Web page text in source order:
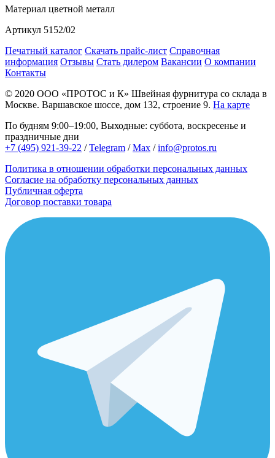
Материал цветной металл
Артикул 5152/02
Печатный каталог Скачать прайс-лист Справочная
информация Отзывы Стать дилером Вакансии О компании
Контакты
© 2020 ООО «ПРОТОС и К» Швейная фурнитура со склада в
Москве. Варшавское шоссе, дом 132, строение 9. На карте
По будням 9:00–19:00, Выходные: суббота, воскресенье и
праздничные дни
+7 (495) 921-39-22 /Telegram /Max /info@protos.ru
Политика в отношении обработки персональных данных
Согласие на обработку персональных данных
Публичная оферта
Договор поставки товара